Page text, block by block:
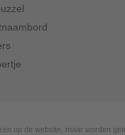
op de website, maar worden